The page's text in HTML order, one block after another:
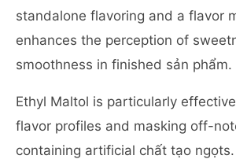
standalone flavoring and a flavor
enhances the perception of
smoothness in finished sản phẩm.
Ethyl Maltol is particularly
flavor profiles and masking off-
containing artificial chất tạo